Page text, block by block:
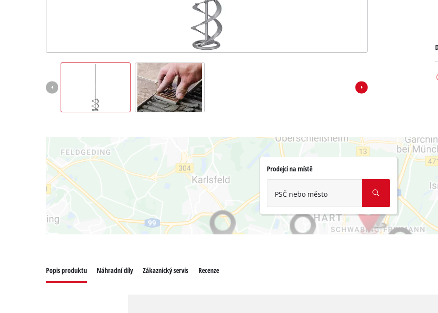
Prodejci na místě
PSČ nebo město
Popis produktu Náhradní díly Zákaznický servis Recenze